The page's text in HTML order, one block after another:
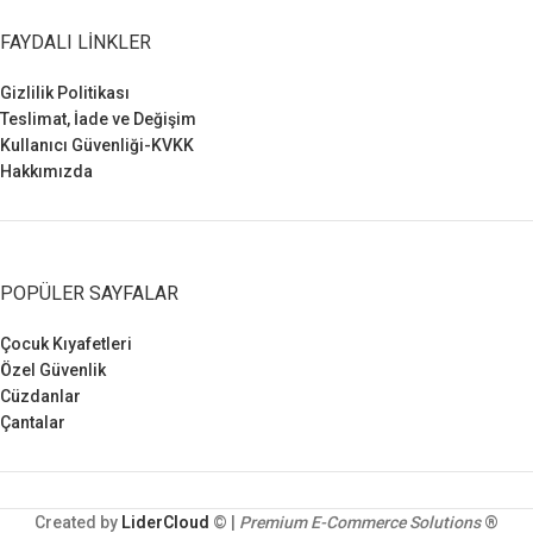
FAYDALI LINKLER
Gizlilik Politikası
Teslimat, İade ve Değişim
Kullanıcı Güvenliği-KVKK
Hakkımızda
POPÜLER SAYFALAR
Çocuk Kıyafetleri
Özel Güvenlik
Cüzdanlar
Çantalar
Created by LiderCloud © | Premium E-Commerce Solutions®